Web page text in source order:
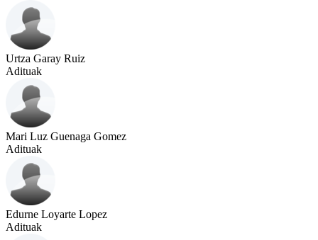
Urtza Garay Ruiz
Adituak
Mari Luz Guenaga Gomez
Adituak
Edurne Loyarte Lopez
Adituak